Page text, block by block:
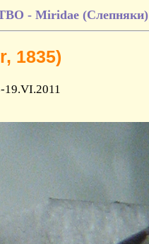
- Miridae (Слепняки)
1835)
19.VI.2011